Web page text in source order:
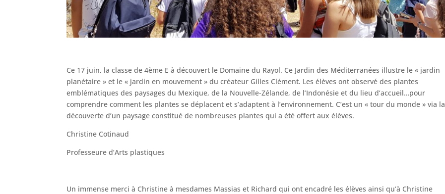
Ce 17 juin, la classe de 4ème E à découvert le Domaine du Rayol. Ce Jardin des Méditerranées illustre le « jardin
planétaire » et le « jardin en mouvement » du créateur Gilles Clément. Les élèves ont observé des plantes
emblématiques des paysages du Mexique, de la Nouvelle-Zélande, de l’Indonésie et du lieu d’accueil…pour
comprendre comment les plantes se déplacent et s’adaptent à l’environnement. C’est un « tour du monde » via la
découverte d’un paysage constitué de nombreuses plantes qui a été offert aux élèves.
Christine Cotinaud
Professeure d’Arts plastiques
Un immense merci à Christine à mesdames Massias et Richard qui ont encadré les élèves ainsi qu’à Christine